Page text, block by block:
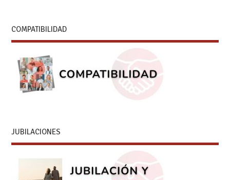
COMPATIBILIDAD
JUBILACIONES